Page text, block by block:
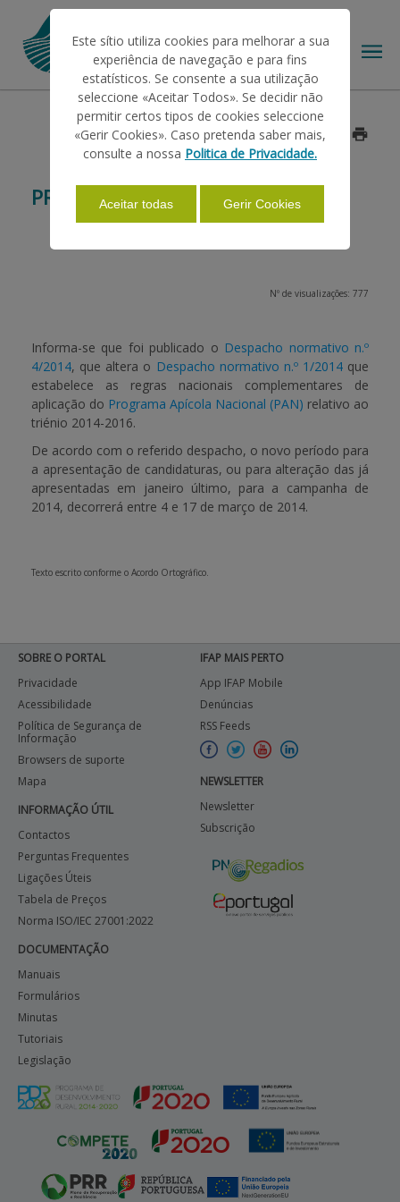
AJUDAS/APOIOS
INFORMAÇÕES
PAGAMENTOS
Entrar / Registar
PROGRAMA APÍCOLA NACIONAL
Data: 2014/05/23
Nº de visualizações: 777
Informa-se que foi publicado o Despacho normativo n.º
4/2014, que altera o Despacho normativo n.º 1/2014que
estabelece as regras nacionais complementares de
aplicação do Programa Apícola Nacional (PAN) relativo ao
triénio 2014-2016.
De acordo com o referido despacho, o novo período para
a apresentação de candidaturas, ou para alteração das já
apresentadas em janeiro último, para a campanha de
2014, decorrerá entre 4 e 17 de março de 2014.
Texto escrito conforme o Acordo Ortográfico.
SOBRE O PORTAL
Privacidade
Acessibilidade
Política de Segurança de
Informação
Browsers de suporte
Mapa
INFORMAÇÃO ÚTIL
Contactos
Perguntas Frequentes
Ligações Úteis
Tabela de Preços
Norma ISO/IEC 27001:2022
DOCUMENTAÇÃO
Manuais
Formulários
Minutas
Tutoriais
Legislação
IFAP MAIS PERTO
App IFAP Mobile
Denúncias
RSS Feeds
NEWSLETTER
Newsletter
Subscrição
Este sítio utiliza cookies para melhorar a sua
experiência de navegação e para fins
estatísticos. Se consente a sua utilização
seleccione «Aceitar Todos». Se decidir não
permitir certos tipos de cookies seleccione
«Gerir Cookies». Caso pretenda saber mais,
consulte a nossa Politica de Privacidade.
Aceitar todas Gerir Cookies